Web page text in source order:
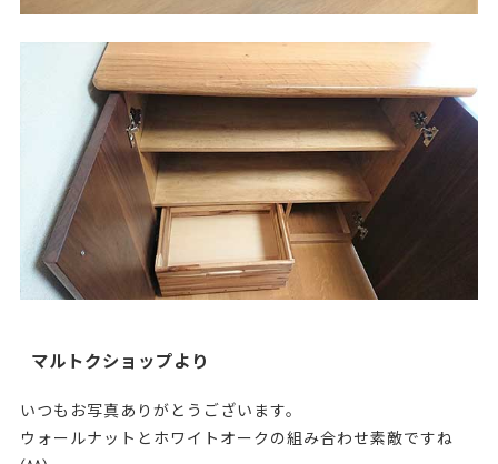
マルトクショップより
いつもお写真ありがとうございます。
ウォールナットとホワイトオークの組み合わせ素敵ですね